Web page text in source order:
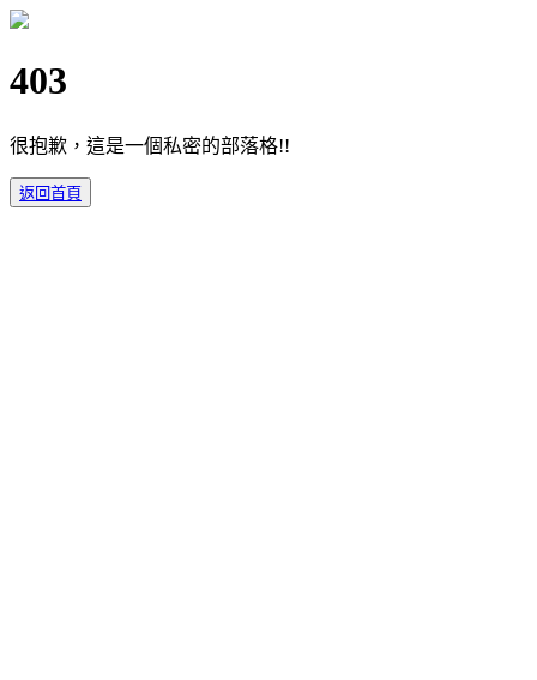
403
很抱歉，這是一個私密的部落格!!
返回首頁